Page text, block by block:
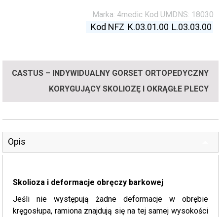
Marka: 4medic Kod UMDNS: 18030
Kod NFZ K.03.01.00 L.03.03.00
CASTUS – INDYWIDUALNY GORSET ORTOPEDYCZNY
KORYGUJĄCY SKOLIOZĘ I OKRĄGŁE PLECY
Opis
Skolioza i deformacje obręczy barkowej
Jeśli nie występują żadne deformacje w obrębie
kręgosłupa, ramiona znajdują się na tej samej wysokości